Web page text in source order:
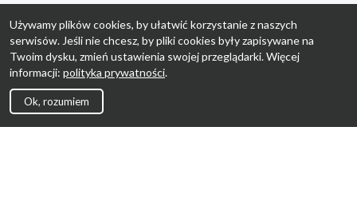
Używamy plików cookies, by ułatwić korzystanie z naszych
serwisów. Jeśli nie chcesz, by pliki cookies były zapisywane na
Twoim dysku, zmień ustawienia swojej przeglądarki. Więcej
informacji: polityka prywatności.
Ok, rozumiem